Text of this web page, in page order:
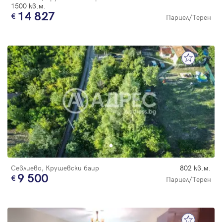
1500 кв.м.
14 827 Парцел/Терен
Севлиево, Крушевски баир 802 кв.м.
9 500 Парцел/Терен